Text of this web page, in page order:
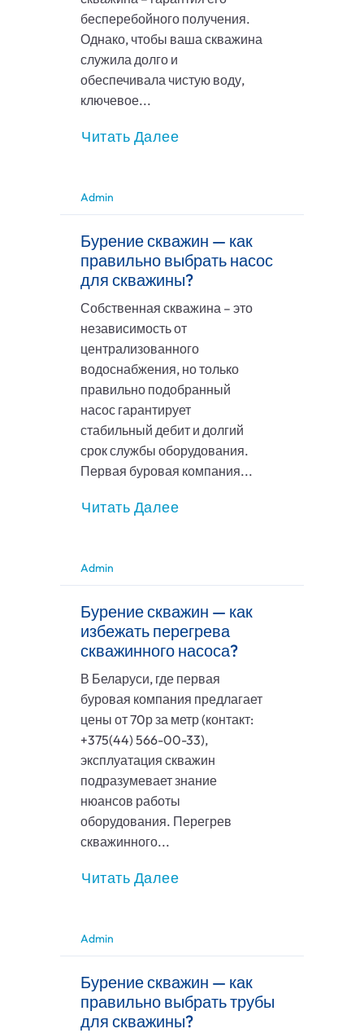
бесперебойного получения.
Однако, чтобы ваша скважина
служила долго и
обеспечивала чистую воду,
ключевое...
Читать Далее
Admin
Бурение скважин — как
правильно выбрать насос
для скважины?
Собственная скважина – это
независимость от
централизованного
водоснабжения, но только
правильно подобранный
насос гарантирует
стабильный дебит и долгий
срок службы оборудования.
Первая буровая компания...
Читать Далее
Admin
Бурение скважин — как
избежать перегрева
скважинного насоса?
В Беларуси, где первая
буровая компания предлагает
цены от 70р за метр (контакт:
+375(44) 566-00-33),
эксплуатация скважин
подразумевает знание
нюансов работы
оборудования. Перегрев
скважинного...
Читать Далее
Admin
Бурение скважин — как
правильно выбрать трубы
для скважины?